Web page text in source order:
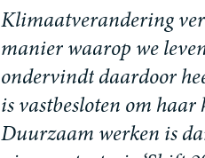
Klimaatverandering ver
manier waarop we leve
ondervindt daardoor he
is vastbesloten om haar
Duurzaam werken is da